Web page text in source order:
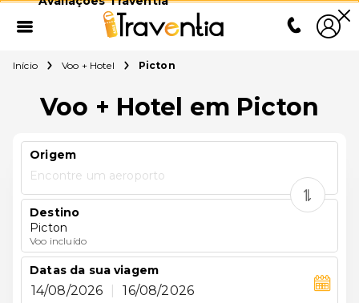
Início Voo + Hotel Picton
Voo + Hotel em Picton
Origem
Encontre um aeroporto
Destino
Picton
Voo incluído
Datas da sua viagem
14/08/2026 16/08/2026